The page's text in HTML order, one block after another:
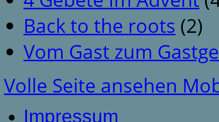
Back to the roots (2)
Vom Gast zum
Volle Seite ansehen
Impressum